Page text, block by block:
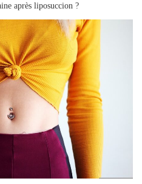
après liposuccion ?